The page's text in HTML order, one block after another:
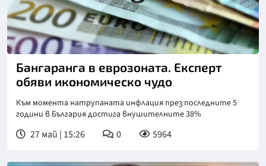
Бангаранга в еврозоната. Експерт
обяви икономическо чудо
Към момента натрупаната инфлация през последните 5
години в България достига внушителните 38%
27 май | 15:26 0 5964